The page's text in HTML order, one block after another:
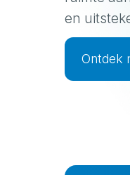
en
Ontdek